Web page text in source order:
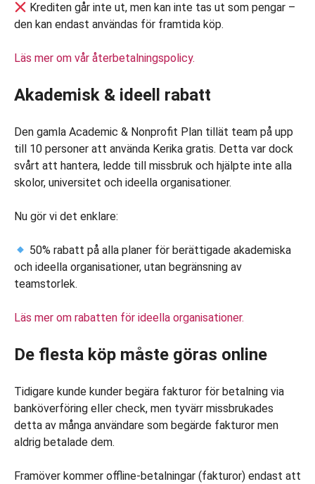
Krediten går inte ut, men kan inte tas ut som pengar –
den kan endast användas för framtida köp.
Läs mer om vår återbetalningspolicy.
Akademisk & ideell rabatt
Den gamla Academic & Nonprofit Plan tillät team på upp
till 10 personer att använda Kerika gratis. Detta var dock
svårt att hantera, ledde till missbruk och hjälpte inte alla
skolor, universitet och ideella organisationer.
Nu gör vi det enklare:
50% rabatt på alla planer för berättigade akademiska
och ideella organisationer, utan begränsning av
teamstorlek.
Läs mer om rabatten för ideella organisationer.
De flesta köp måste göras online
Tidigare kunde kunder begära fakturor för betalning via
banköverföring eller check, men tyvärr missbrukades
detta av många användare som begärde fakturor men
aldrig betalade dem.
Framöver kommer offline-betalningar (fakturor) endast att